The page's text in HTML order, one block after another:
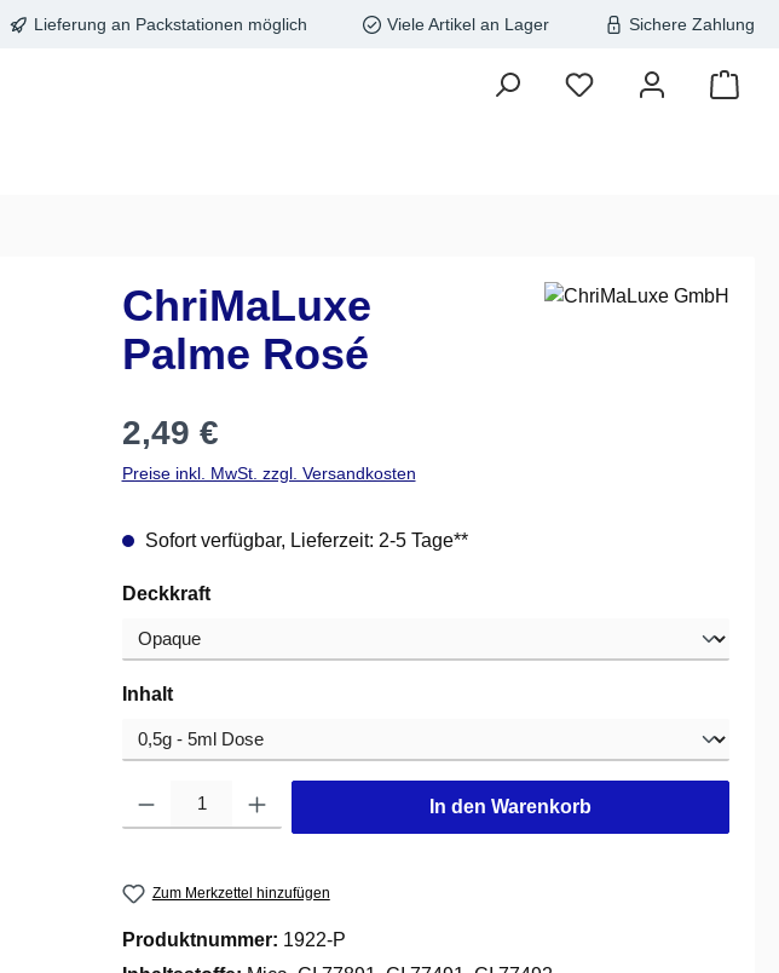
Lieferung an Packstationen möglich Viele Artikel an Lager Sichere Zahlung
ChriMaLuxe
Palme Rosé
Regulärer Preis:
2,49 €
Preise inkl. MwSt. zzgl. Versandkosten
Sofort verfügbar, Lieferzeit: 2-5 Tage**
Deckkraftauswählen
Inhaltauswählen
In den Warenkorb
Zum Merkzettel hinzufügen
Produktnummer: 1922-P